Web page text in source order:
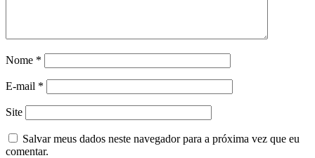
Nome *
E-mail *
Site
Salvar meus dados neste navegador para a próxima vez que eu
comentar.